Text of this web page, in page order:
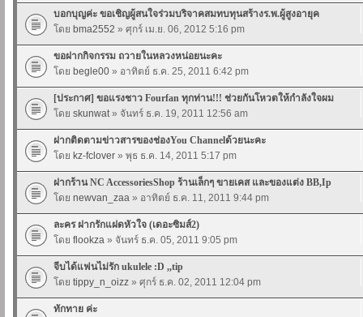
บอกบุญค่ะ ขอเชิญผู้สนใจร่วมบริจาคสมทบทุนสร้างร.พ.ผู้สูงอายุค
โดย bma2552 » ศุกร์ เม.ย. 06, 2012 5:16 pm
ขอฝากกิจกรรม ถวายในหลวงหน่อยนะคะ
โดย begle00 » อาทิตย์ ธ.ค. 25, 2011 6:42 pm
[ประกาศ] ขอแรงชาว Fourfan ทุกท่าน!!! ช่วยกันโหวตให้กำลังใจผม
โดย skunwat» จันทร์ ธ.ค. 19, 2011 12:56 am
ฝากติดตามข่าวสารของช่องYou Channelด้วยนะคะ
โดย kz-fclover » พุธ ธ.ค. 14, 2011 5:17 pm
ฝากร้าน NC AccessoriesShop ร้านเล็กๆ ขายเคส และของแต่ง BB,Ip
โดย newvan_zaa » อาทิตย์ ธ.ค. 11, 2011 9:44 pm
ละคร ฝากรักแฝดหัวใจ (เดอะซิมส์2)
โดย flookza » จันทร์ ธ.ค. 05, 2011 9:05 pm
จีบได้แฟนไม่รัก ukulele :D ,,tip
โดย tippy_n_oizz » ศุกร์ ธ.ค. 02, 2011 12:04 pm
ทักทาย ค่ะ